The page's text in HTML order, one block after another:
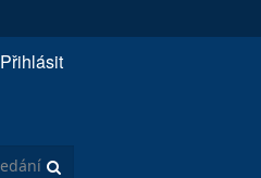
Přihlásit